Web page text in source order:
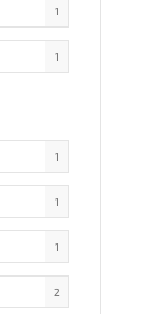
1
1
1
1
1
2